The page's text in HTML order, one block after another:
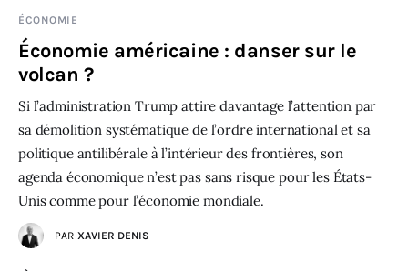
ÉCONOMIE
Économie américaine : danser sur le
volcan ?
Si l’administration Trump attire davantage l’attention par
sa démolition systématique de l’ordre international et sa
politique antilibérale à l’intérieur des frontières, son
agenda économique n’est pas sans risque pour les États-
Unis comme pour l’économie mondiale.
PAR XAVIER DENIS